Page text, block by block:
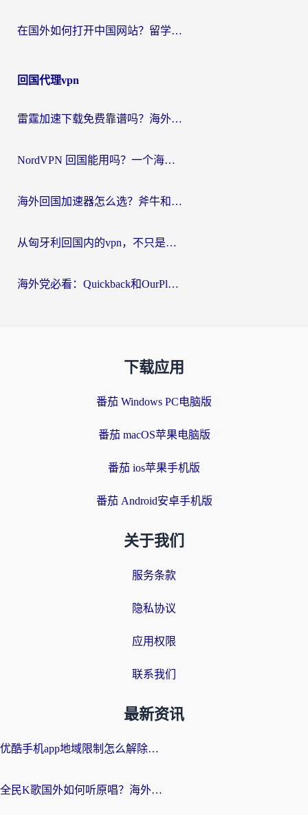
在国外如何打开中国网站？留学生与海外华人的无缝访问指南
回国代理vpn
雷霆加速下载免费靠谱吗？海外党选回国加速器的避坑指南（附热门工具对比）
NordVPN 回国能用吗？一个海外用户必须面对的真实困境
海外回国加速器怎么选？斧牛和海龟哪个好？一篇帮你避开坑的实用指南
从匈牙利回国内的vpn，不只是为了刷剧那么简单
海外党必看：Quickback和OurPlay好用吗？3分钟选对回国加速器，无缝刷剧玩游戏
下载应用
番茄 Windows PC电脑版
番茄 macOS苹果电脑版
番茄 ios苹果手机版
番茄 Android安卓手机版
关于我们
服务条款
隐私协议
应用权限
联系我们
最新资讯
优酷手机app地域限制怎么解除？海外党亲测有效的追剧方案
全民K歌国外如何听原唱？海外党亲测有效的回国加速器选择指南